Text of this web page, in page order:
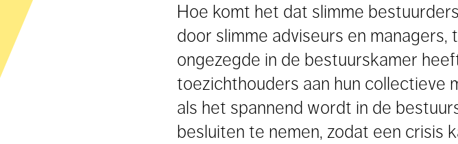
Hoe komt het dat slimme
door slimme adviseurs en
ongezegde in de bestuurskamer
toezichthouders aan hun collectieve
als het spannend wordt in de
besluiten te nemen, zodat een crisis